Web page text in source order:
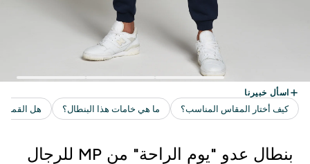
بنطال عدو "يوم الراحة" من MP للرجال